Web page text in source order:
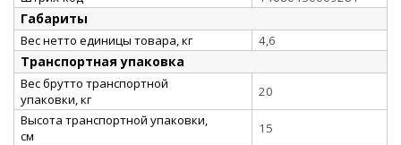
Габариты
Вес нетто единицы товара, кг 4,6
Транспортная упаковка
Вес брутто транспортной
упаковки, кг
20
Высота транспортной упаковки,
см
15